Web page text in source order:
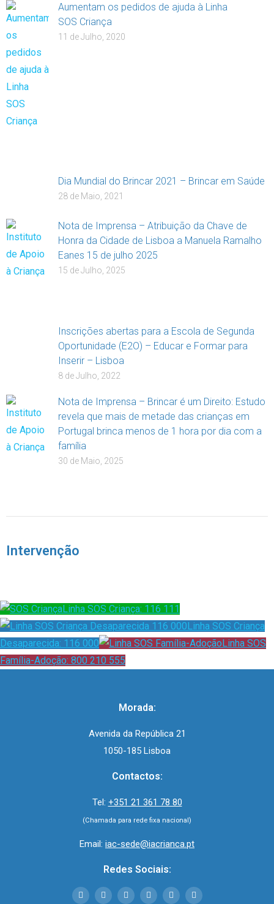
Aumentam os pedidos de ajuda à Linha
SOS Criança
11 de Julho, 2020
Dia Mundial do Brincar 2021 – Brincar em Saúde
28 de Maio, 2021
Nota de Imprensa – Atribuição da Chave de
Honra da Cidade de Lisboa a Manuela Ramalho
Eanes 15 de julho 2025
15 de Julho, 2025
Inscrições abertas para a Escola de Segunda
Oportunidade (E2O) – Educar e Formar para
Inserir – Lisboa
8 de Julho, 2022
Nota de Imprensa – Brincar é um Direito: Estudo
revela que mais de metade das crianças em
Portugal brinca menos de 1 hora por dia com a
família
30 de Maio, 2025
Intervenção
Linha SOS Criança: 116 111
Linha SOS Criança
Desaparecida: 116 000
Linha SOS
Família-Adoção: 800 210 555
Morada:
Avenida da República 21
1050-185 Lisboa
Contactos:
Tel: +351 21 361 78 80
(Chamada para rede fixa nacional)
Email: iac-sede@iacrianca.pt
Redes Sociais: